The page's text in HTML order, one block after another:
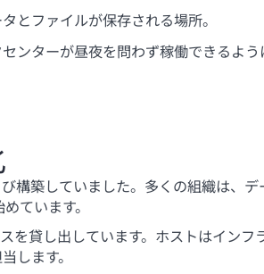
とファイルが保存される場所。
ンターが昼夜を問わず稼働できるよう
構築していました。多くの組織は、
ています。
貸し出しています。ホストはイン
します。